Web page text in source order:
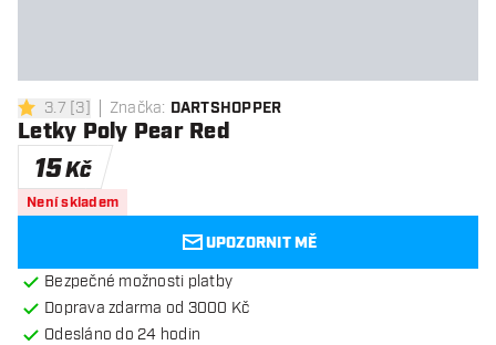
3.7 hodnoticí hvězdičky
3.7 [3] Značka: DARTSHOPPER
Letky Poly Pear Red
15Kč
Není skladem
UPOZORNIT MĚ
Bezpečné možnosti platby
Doprava zdarma od 3000 Kč
Odesláno do 24 hodin